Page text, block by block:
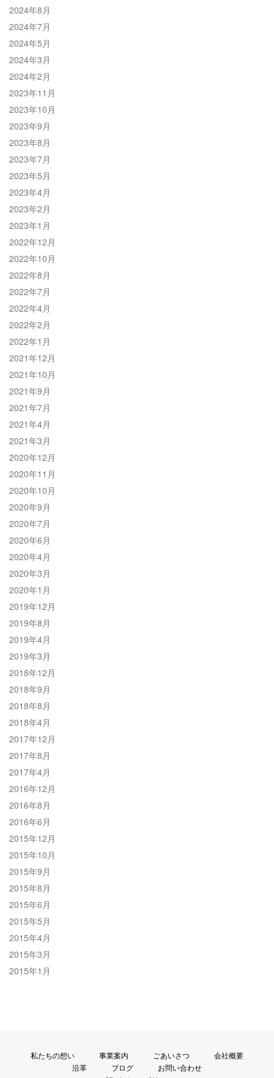
2024年8月
2024年7月
2024年5月
2024年3月
2024年2月
2023年11月
2023年10月
2023年9月
2023年8月
2023年7月
2023年5月
2023年4月
2023年2月
2023年1月
2022年12月
2022年10月
2022年8月
2022年7月
2022年4月
2022年2月
2022年1月
2021年12月
2021年10月
2021年9月
2021年7月
2021年4月
2021年3月
2020年12月
2020年11月
2020年10月
2020年9月
2020年7月
2020年6月
2020年4月
2020年3月
2020年1月
2019年12月
2019年8月
2019年4月
2019年3月
2018年12月
2018年9月
2018年8月
2018年4月
2017年12月
2017年8月
2017年4月
2016年12月
2016年8月
2016年6月
2015年12月
2015年10月
2015年9月
2015年8月
2015年6月
2015年5月
2015年4月
2015年3月
2015年1月
私たちの想い 事業案内 ごあいさつ
会社概要
沿革
ブログ
お問い合わせ